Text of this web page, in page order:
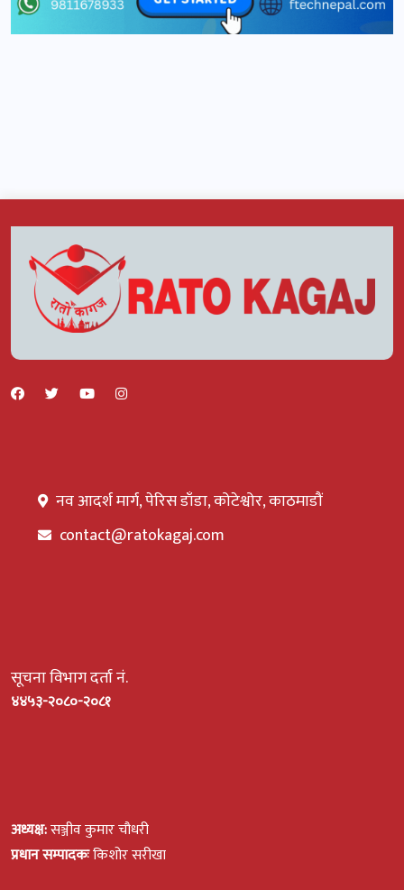
नव आदर्श मार्ग, पेरिस डाँडा, कोटेश्वोर, काठमाडौं
contact@ratokagaj.com
सूचना विभाग दर्ता नं.
४४५३-२०८०-२०८१
अध्यक्ष:सञ्जीव कुमार चौधरी
प्रधान सम्पादकःकिशोर सरीखा